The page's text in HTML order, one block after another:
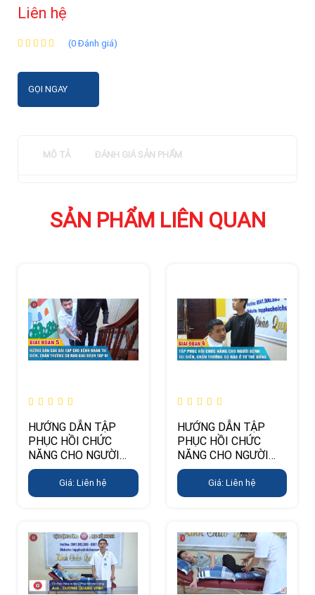
Liên hệ
(0 Đánh giá)
GỌI NGAY
MÔ TẢ ĐÁNH GIÁ SẢN PHẨM
SẢN PHẨM LIÊN QUAN
HƯỚNG DẪN TẬP
PHỤC HỒI CHỨC
NĂNG CHO NGƯỜI
TAI BIẾN, CHẤN
THƯƠNG SỌ NÃO Ở
GIAI ĐOẠN 5 (TẬP ĐI)
Giá: Liên hệ
HƯỚNG DẪN TẬP
PHỤC HỒI CHỨC
NĂNG CHO NGƯỜI
TAI BIẾN, CHẤN
THƯƠNG SỌ NÃO Ở
GIAI ĐOẠN 4 (TẬP
Giá: Liên hệ